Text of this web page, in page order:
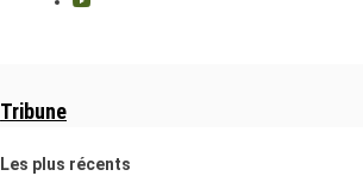
Tribune
Les plus récents